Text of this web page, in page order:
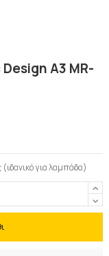
A3 MR-
για λαμπάδα)